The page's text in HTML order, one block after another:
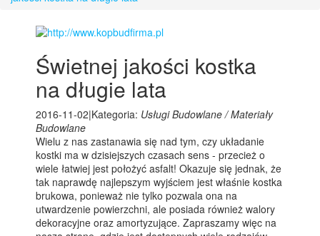
Świetnej jakości kostka
na długie lata
2016-11-02|Kategoria: Usługi Budowlane / Materiały
Budowlane
Wielu z nas zastanawia się nad tym, czy układanie
kostki ma w dzisiejszych czasach sens - przecież o
wiele łatwiej jest położyć asfalt! Okazuje się jednak, że
tak naprawdę najlepszym wyjściem jest właśnie kostka
brukowa, ponieważ nie tylko pozwala ona na
utwardzenie powierzchni, ale posiada również walory
dekoracyjne oraz amortyzujące. Zapraszamy więc na